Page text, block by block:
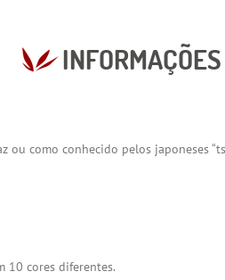
como conhecido pelos japoneses
10 cores diferentes.